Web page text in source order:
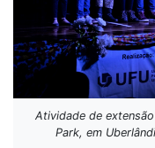
Atividade de
Park, em